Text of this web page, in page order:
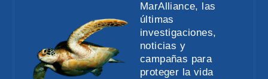
MarAlliance, las
últimas
investigaciones,
noticias y
campañas para
proteger la vida